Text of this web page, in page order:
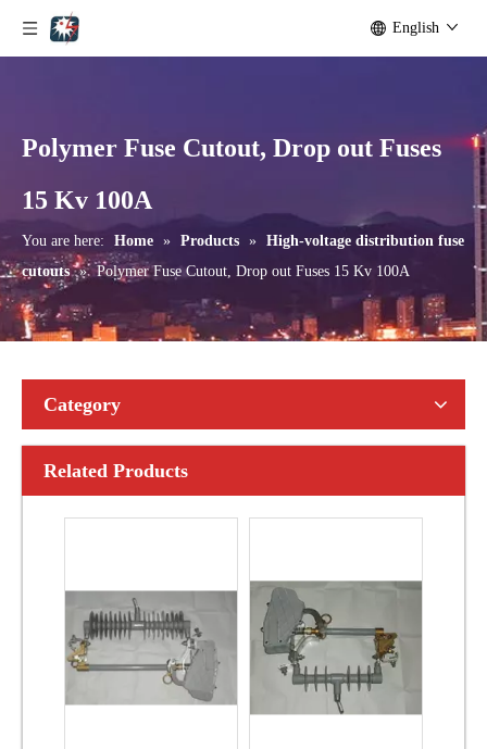
English
Polymer Fuse Cutout, Drop out Fuses
15 Kv 100A
You are here: Home » Products » High-voltage distribution fuse
cutouts » Polymer Fuse Cutout, Drop out Fuses 15 Kv 100A
Category
Related Products
Polymer Fuse Cutout, Drop out Fuses 12 Kv 200A Polymer Fuse Cutout, Drop out Fuses 15 Kv 200A